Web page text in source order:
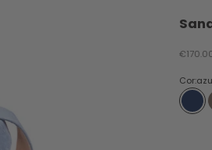
Preço
Cor:
azul